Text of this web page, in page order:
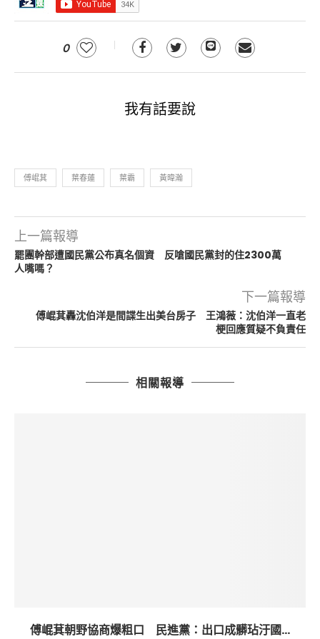
0
我有話要說
傅崐萁 葉春蓮 葉霸 黃暐瀚
上一篇報導
罷團幹部遭國民黨公布真名個資 反嗆國民黨封的住2300萬
人嘴嗎？
下一篇報導
傅崐萁轟沈伯洋是間諜生出美台房子 王鴻薇：沈伯洋一直老
梗回應質疑不負責任
相關報導
傅崐萁朝野協商爆粗口 民進黨：出口成髒玷汙國...